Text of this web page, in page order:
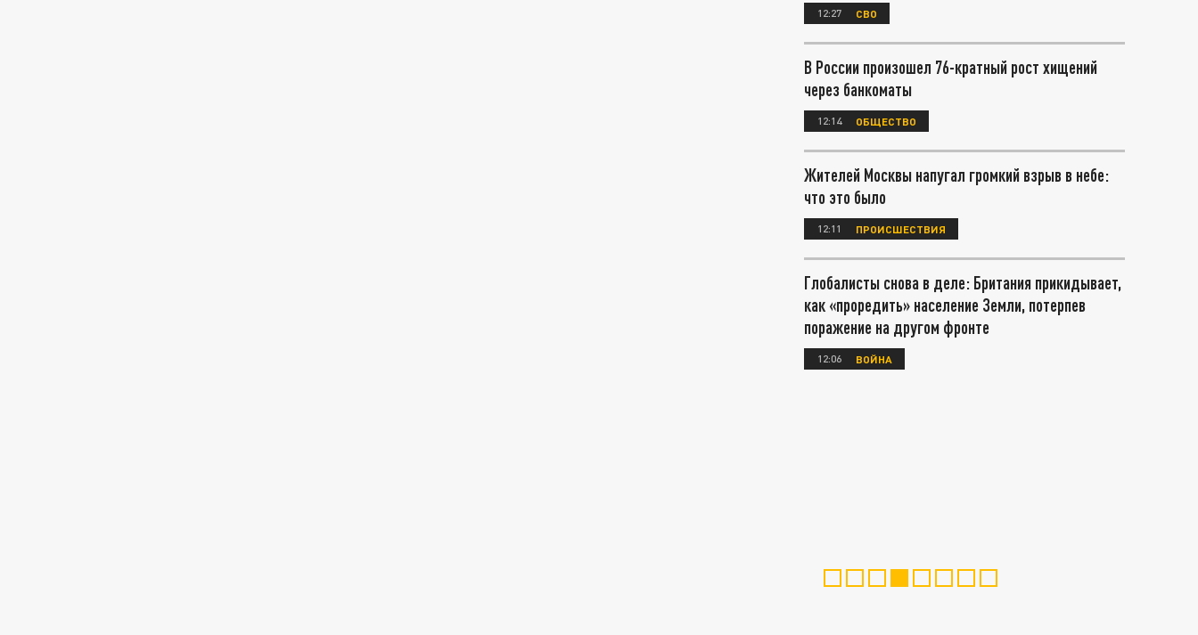
12:27 СВО
В России произошел 76-кратный рост хищений
через банкоматы
12:14 ОБЩЕСТВО
Жителей Москвы напугал громкий взрыв в небе:
что это было
12:11 ПРОИСШЕСТВИЯ
Глобалисты снова в деле: Британия прикидывает,
как «проредить» население Земли, потерпев
поражение на другом фронте
12:06 ВОЙНА